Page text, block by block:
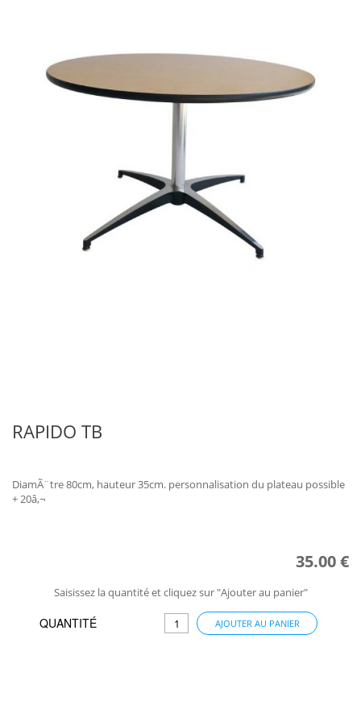
RAPIDO TB
DiamÃ¨tre 80cm, hauteur 35cm. personnalisation du plateau possible
+ 20â‚¬
35.00 €
Saisissez la quantité et cliquez sur "Ajouter au panier"
QUANTITÉ AJOUTER AU PANIER